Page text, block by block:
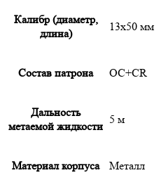
Калибр (диаметр,
длина)
13х50 мм
Состав патрона OC+CR
Дальность
метаемой жидкости
5 м
Материал корпуса Металл